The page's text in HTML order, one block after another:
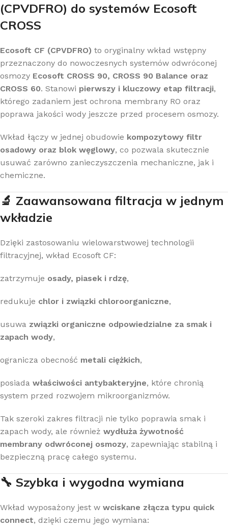
(CPVDFRO) do systemów Ecosoft
CROSS
Ecosoft CF (CPVDFRO) to oryginalny wkład wstępny
przeznaczony do nowoczesnych systemów odwróconej
osmozy Ecosoft CROSS 90, CROSS 90 Balance oraz
CROSS 60. Stanowi pierwszy i kluczowy etap filtracji,
którego zadaniem jest ochrona membrany RO oraz
poprawa jakości wody jeszcze przed procesem osmozy.
Wkład łączy w jednej obudowie kompozytowy filtr
osadowy oraz blok węglowy, co pozwala skutecznie
usuwać zarówno zanieczyszczenia mechaniczne, jak i
chemiczne.
🔬 Zaawansowana filtracja w jednym
wkładzie
Dzięki zastosowaniu wielowarstwowej technologii
filtracyjnej, wkład Ecosoft CF:
zatrzymuje osady, piasek i rdzę,
redukuje chlor i związki chloroorganiczne,
usuwa związki organiczne odpowiedzialne za smak i
zapach wody,
ogranicza obecność metali ciężkich,
posiada właściwości antybakteryjne, które chronią
system przed rozwojem mikroorganizmów.
Tak szeroki zakres filtracji nie tylko poprawia smak i
zapach wody, ale również wydłuża żywotność
membrany odwróconej osmozy, zapewniając stabilną i
bezpieczną pracę całego systemu.
🔧 Szybka i wygodna wymiana
Wkład wyposażony jest w wciskane złącza typu quick
connect, dzięki czemu jego wymiana: